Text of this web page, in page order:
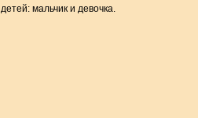
детей: мальчик и девочка.